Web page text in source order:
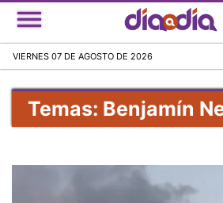
Pasar
al
VIERNES 07 DE AGOSTO DE 2026
Temas: Benjamín